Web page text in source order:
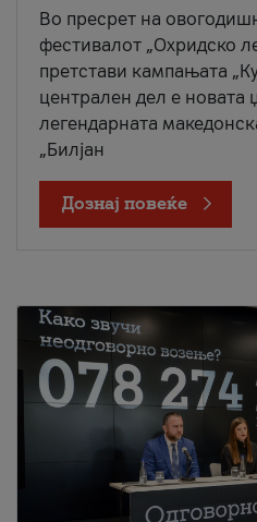
Во пресрет на
фестивалот „Охридско
претстави кампањата
централен дел е новата
легендарната
„Билјан
Дознај повеќе